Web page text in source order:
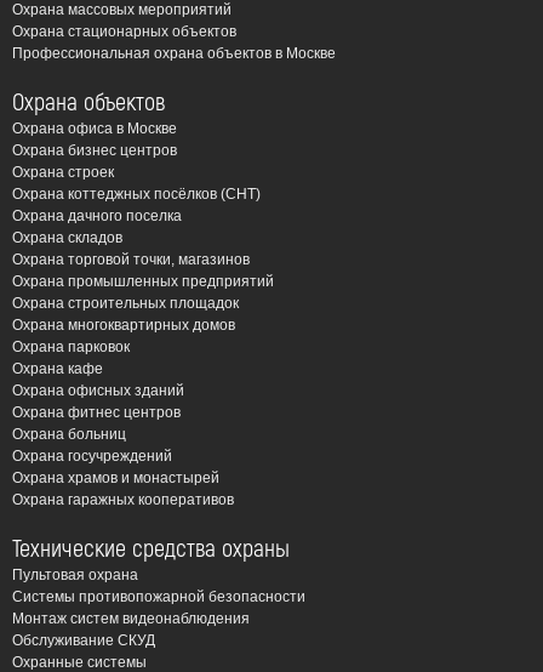
Охрана массовых мероприятий
Охрана стационарных объектов
Профессиональная охрана объектов в Москве
Охрана объектов
Охрана офиса в Москве
Охрана бизнес центров
Охрана строек
Охрана коттеджных посёлков (СНТ)
Охрана дачного поселка
Охрана складов
Охрана торговой точки, магазинов
Охрана промышленных предприятий
Охрана строительных площадок
Охрана многоквартирных домов
Охрана парковок
Охрана кафе
Охрана офисных зданий
Охрана фитнес центров
Охрана больниц
Охрана госучреждений
Охрана храмов и монастырей
Охрана гаражных кооперативов
Технические средства охраны
Пультовая охрана
Системы противопожарной безопасности
Монтаж систем видеонаблюдения
Обслуживание СКУД
Охранные системы